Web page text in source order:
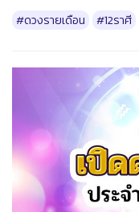
#ดวงรายเดือน #12ราศี